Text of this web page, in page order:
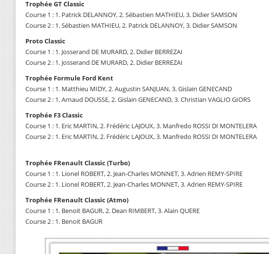
Trophée GT Classic
Course 1 : 1. Patrick DELANNOY, 2. Sébastien MATHIEU, 3. Didier SAMSON
Course 2 : 1. Sébastien MATHIEU, 2. Patrick DELANNOY, 3. Didier SAMSON
Proto Classic
Course 1 : 1. Josserand DE MURARD, 2. Didier BERREZAI
Course 2 : 1. Josserand DE MURARD, 2. Didier BERREZAI
Trophée Formule Ford Kent
Course 1 : 1. Matthieu MIDY, 2. Augustin SANJUAN, 3. Gislain GENECAND
Course 2 : 1. Arnaud DOUSSE, 2. Gislain GENECAND, 3. Christian VAGLIO GIORS
Trophée F3 Classic
Course 1 : 1. Eric MARTIN, 2. Frédéric LAJOUX, 3. Manfredo ROSSI DI MONTELERA
Course 2 : 1. Eric MARTIN, 2. Frédéric LAJOUX, 3. Manfredo ROSSI DI MONTELERA
Trophée FRenault Classic (Turbo)
Course 1 : 1. Lionel ROBERT, 2. Jean-Charles MONNET, 3. Adrien REMY-SPIRE
Course 2 : 1. Lionel ROBERT, 2. Jean-Charles MONNET, 3. Adrien REMY-SPIRE
Trophée FRenault Classic (Atmo)
Course 1 : 1. Benoit BAGUR, 2. Dean RIMBERT, 3. Alain QUERE
Course 2 : 1. Benoit BAGUR